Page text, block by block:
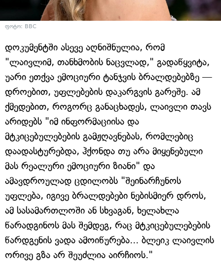
ფოტო: BBC
დოკუმენტში ასევე აღნიშნულია, რომ
"ლაივლიმ, თანხმობის ნაცვლად," გადაწყვიტა,
უარი ეთქვა ემოციური ტანჯვის ბრალდებებზე —
დროებით, უფლებების დაკარგვის გარეშე. ამ
ქმედებით, როგორც განაცხადეს, ლაივლი თავს
არიდებს "იმ ინფორმაციისა და
მტკიცებულებების გამჟღავნებას, რომლებიც
დაადასტურებდა, ჰქონდა თუ არა მიყენებული
მას რეალური ემოციური ზიანი" და
ამავდროულად ცდილობს "შეინარჩუნოს
უფლება, იგივე ბრალდებები ნებისმიერ დროს,
ამ სასამართლოში ან სხვაგან, ხელახლა
წარადგინოს მას შემდეგ, რაც მტკიცებულებების
წარდგენის ვადა ამოიწურება... ბლეიკ ლაივლის
ორივე გზა არ შეუძლია აირჩიოს."